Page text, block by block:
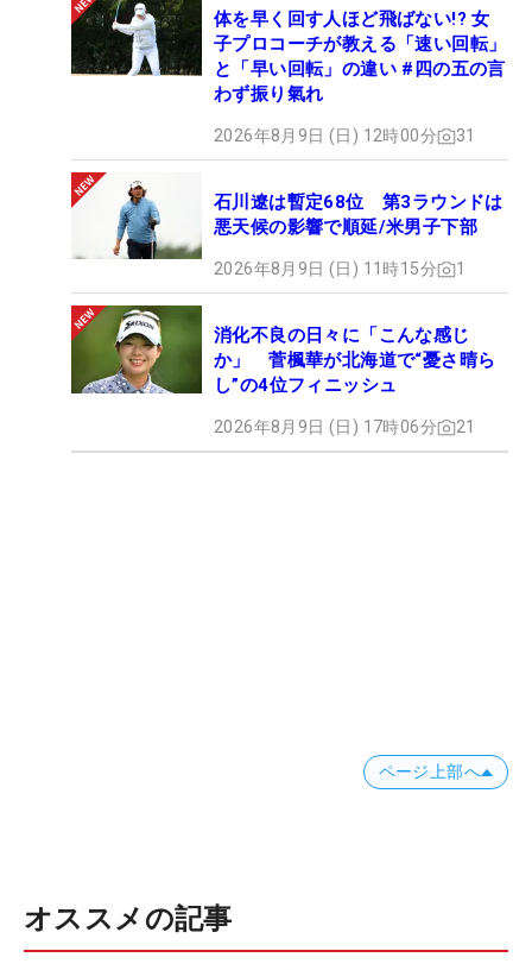
体を早く回す人ほど飛ばない!? 女
子プロコーチが教える「速い回転」
と「早い回転」の違い #四の五の言
わず振り氣れ
2026年8月9日 (日) 12時00分 31
石川遼は暫定68位 第3ラウンドは
悪天候の影響で順延/米男子下部
2026年8月9日 (日) 11時15分 1
消化不良の日々に「こんな感じ
か」 菅楓華が北海道で“憂さ晴ら
し”の4位フィニッシュ
2026年8月9日 (日) 17時06分 21
ページ上部へ
オススメの記事